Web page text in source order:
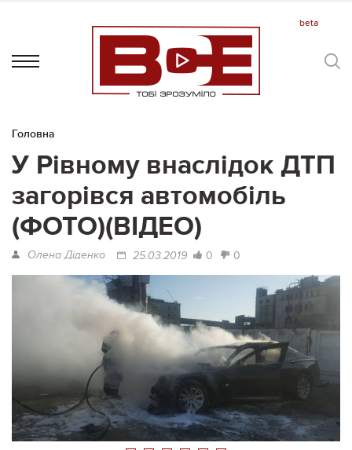
Головна
У Рівному внаслідок ДТП
загорівся автомобіль
(ФОТО)(ВІДЕО)
Олена Діденко 25.03.2019 0 0